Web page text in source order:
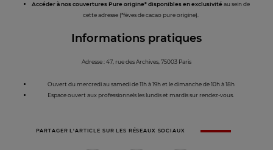
Accéder à nos couvertures Pure origine* disponibles en exclusivitéau sein de
cette adresse (*fèves de cacao pure origine).
Informations pratiques
Adresse : 47, rue des Archives, 75003 Paris
Ouvert du mercredi au samedi de 11h à 19h et le dimanche de 10h à 18h
Espace ouvert aux professionnels les lundis et mardis sur rendez-vous.
PARTAGER L'ARTICLE SUR LES RÉSEAUX SOCIAUX